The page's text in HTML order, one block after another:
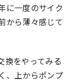
に一度のサイク
から薄々感じて
換をやってみる
、上からポンプ